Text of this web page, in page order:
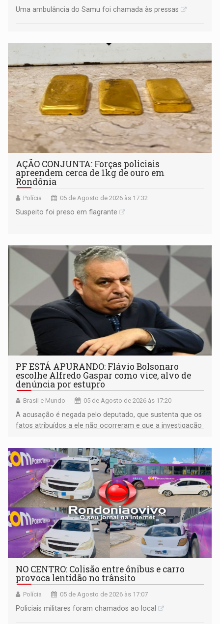
Uma ambulância do Samu foi chamada às pressas
AÇÃO CONJUNTA: Forças policiais
apreendem cerca de 1kg de ouro em
Rondônia
Polícia 05 de Agosto de 2026 às 17:32
Suspeito foi preso em flagrante
PF ESTÁ APURANDO: Flávio Bolsonaro
escolhe Alfredo Gaspar como vice, alvo de
denúncia por estupro
Brasil e Mundo 05 de Agosto de 2026 às 17:20
A acusação é negada pelo deputado, que sustenta que os
fatos atribuídos a ele não ocorreram e que a investigação
NO CENTRO: Colisão entre ônibus e carro
provoca lentidão no trânsito
Polícia 05 de Agosto de 2026 às 17:07
Policiais militares foram chamados ao local